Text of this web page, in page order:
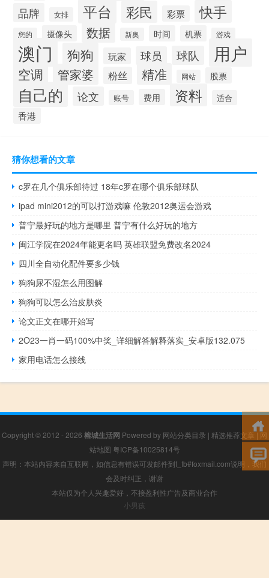
品牌 女排 平台 彩民 彩票 快手
您的 摄像头 数据 新奥 时间 机票 游戏
澳门 狗狗 玩家 球员 球队 用户
空调 管家婆 粉丝 精准 网站 股票
自己的 论文 账号 费用 资料 适合
香港
猜你想看的文章
c罗在几个俱乐部待过 18年c罗在哪个俱乐部球队
ipad mini2012的可以打游戏嘛 伦敦2012奥运会游戏
普宁最好玩的地方是哪里 普宁有什么好玩的地方
闽江学院在2024年能更名吗 英雄联盟免费改名2024
四川全自动化配件要多少钱
狗狗尿不湿怎么用图解
狗狗可以怎么治皮肤炎
论文正文在哪开始写
2O23一肖一码100%中奖_详细解答解释落实_安卓版132.075
家用电话怎么接线
Copyright © 2012 - 2026 榕城生活网 Powered by 网站分类目录 | 精选推荐文章|网
站地图 粤ICP备10025814号
声明：本站内容来自互联网，如信息有错误可发邮件到f_fb#foxmail.com说明，我们
会及时纠正，谢谢
本站仅为个人兴趣爱好，不接盈利性广告及商业合作
小男孩